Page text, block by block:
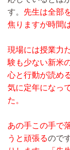
す。 先生は全部
焦りますが時間
現場には授業力
験も少ない新米
心と行動が読め
気に定年になっ
た。
あの手この手で
うと頑張るので